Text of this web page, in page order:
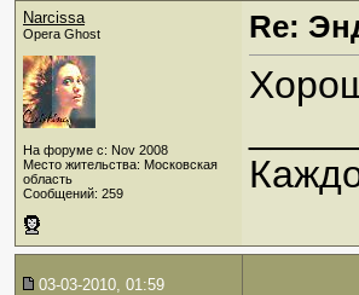
Narcissa
Opera Ghost
На форуме с: Nov 2008
Место жительства: Московская
область
Сообщений: 259
Re:
03-03-2010, 01:59